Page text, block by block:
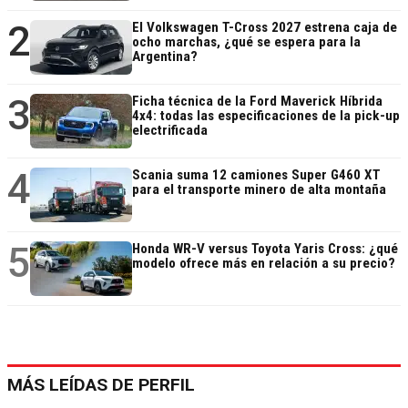
2
El Volkswagen T-Cross 2027 estrena caja de
ocho marchas, ¿qué se espera para la
Argentina?
3
Ficha técnica de la Ford Maverick Híbrida
4x4: todas las especificaciones de la pick-up
electrificada
4
Scania suma 12 camiones Super G460 XT
para el transporte minero de alta montaña
5
Honda WR-V versus Toyota Yaris Cross: ¿qué
modelo ofrece más en relación a su precio?
MÁS LEÍDAS DE PERFIL